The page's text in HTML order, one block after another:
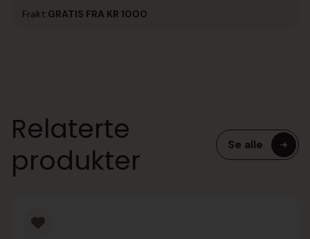
Frakt:GRATIS FRA KR 1000
Relaterte
produkter
Se alle